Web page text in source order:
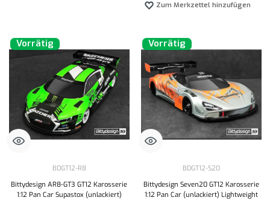
Zum Merkzettel hinzufügen
Vorrätig
BDGT12-R8
Bittydesign AR8-GT3 GT12 Karosserie
1:12 Pan Car Supastox (unlackiert)
Vorrätig
BDGT12-S20
Bittydesign Seven20 GT12 Karosserie
1:12 Pan Car (unlackiert) Lightweight